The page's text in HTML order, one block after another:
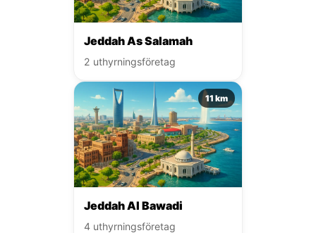
Jeddah As Salamah
2 uthyrningsföretag
11 km
Jeddah Al Bawadi
4 uthyrningsföretag